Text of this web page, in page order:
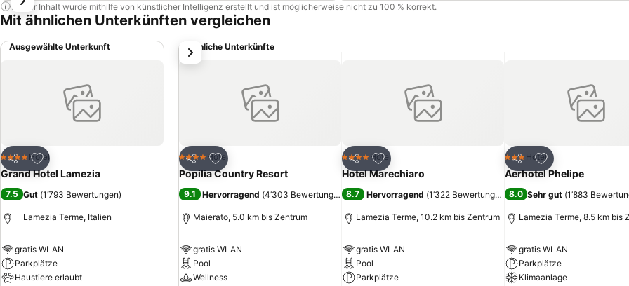
Dieser Inhalt wurde mithilfe von künstlicher Intelligenz erstellt und ist möglicherweise nicht zu 100 % korrekt.
Mit ähnlichen Unterkünften vergleichen
Ausgewählte Unterkunft
Teilen
Zu Favoriten hinzufügen
4 SterneHotel
Grand Hotel Lamezia
7.5 Gut (1’793 Bewertungen)
Lamezia Terme, Italien
gratis WLAN
Parkplätze
Haustiere erlaubt
Ähnliche Unterkünfte
Teilen
Zu Favoriten hinzufügen
4 SterneHotel
Popilia Country Resort
9.1 Hervorragend (4’303 Bewertungen)
Maierato, 5.0 km bis Zentrum
gratis WLAN
Pool
Wellness
Teilen
Zu Favoriten hinzufügen
4 SterneHotel
Hotel Marechiaro
8.7 Hervorragend (1’322 Bewertungen )
Lamezia Terme, 10.2 km bis Zentrum
gratis WLAN
Pool
Parkplätze
Teilen
Zu Favoriten
3 SterneHotel
Aerhotel Phelipe
8.0 Sehr gut (1’883
Lamezia Terme, 8.5 km bis
gratis WLAN
Parkplätze
Klimaanlage
weiter